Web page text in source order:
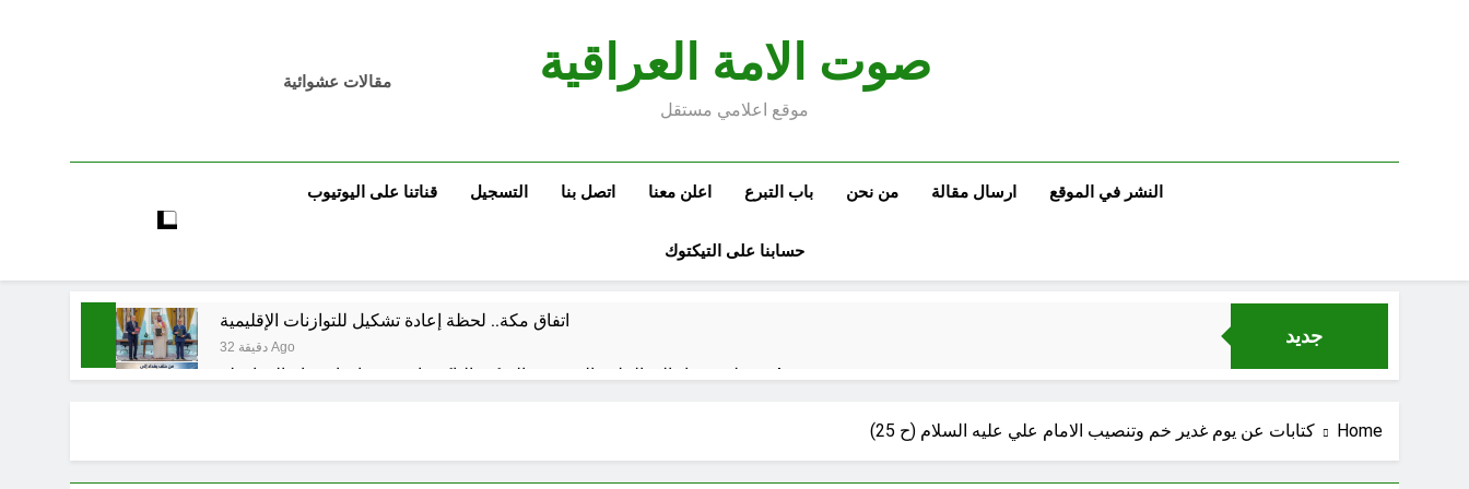
صوت الامة العراقية
موقع اعلامي مستقل
مقالات عشوائية
النشر في الموقع ارسال مقالة من نحن باب التبرع اعلن معنا اتصل بنا التسجيل قناتنا على اليوتيوب
حسابنا على التيكتوك
جديد
اتفاق مكة.. لحظة إعادة تشكيل للتوازنات الإقليمية
32 دقيقة Ago
من حلف بغداد إلى الحلف السعودي التركي الباكستاني- وفوائد انضمام العراق له!
لوحة النشوة / راي الفلسفة التجريدية للانسان
الولاية التكوينية / راي الفلسفة التجريدية للانسان السمّ الصامت في كفّك.. حين تغتالنا الأكياس البلاستيكية
Home كتابات عن يوم غدير خم وتنصيب الامام علي عليه السلام (ح 25)